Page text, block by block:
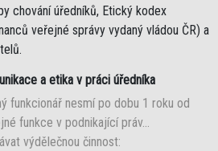
chování úředníků, Etický kodex
veřejné správy vydaný vládou ČR) a
a etika v práci úředníka
funkcionář nesmí po dobu 1 roku od
funkce v podnikající práv...
výdělečnou činnost: